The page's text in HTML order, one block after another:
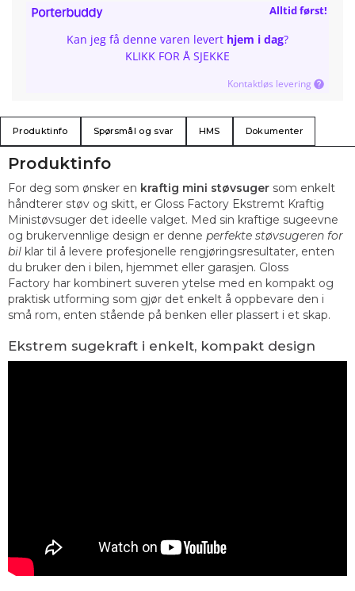
Alltid først!
Kan jeg få denne varen levert hjem i dag?
KLIKK FOR Å SJEKKE
Kontaktløs levering
Produktinfo Spørsmål og svar HMS Dokumenter
Produktinfo
For deg som ønsker en kraftig mini støvsuger som enkelt
håndterer støv og skitt, er Gloss Factory Ekstremt Kraftig
Ministøvsuger det ideelle valget. Med sin kraftige sugeevne
og brukervennlige design er denne perfekte støvsugeren for
bil klar til å levere profesjonelle rengjøringsresultater, enten
du bruker den i bilen, hjemmet eller garasjen. Gloss
Factory har kombinert suveren ytelse med en kompakt og
praktisk utforming som gjør det enkelt å oppbevare den i
små rom, enten stående på benken eller plassert i et skap.
Ekstrem sugekraft i enkelt, kompakt design